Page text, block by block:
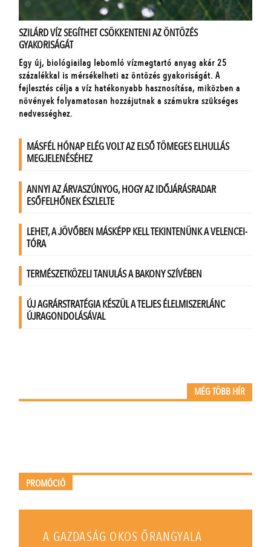
MÉG TÖBB HÍR
PROMÓCIÓ
A GAZDASÁG OKOS ŐRANGYALA